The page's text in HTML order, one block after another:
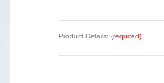
Product Details: (required)